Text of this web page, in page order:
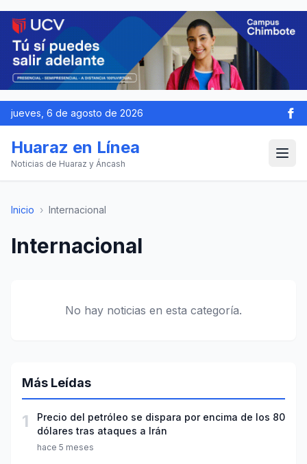
jueves, 6 de agosto de 2026
Huaraz en Línea
Noticias de Huaraz y Áncash
Inicio › Internacional
Internacional
No hay noticias en esta categoría.
Más Leídas
1
Precio del petróleo se dispara por encima de los 80
dólares tras ataques a Irán
hace 5 meses